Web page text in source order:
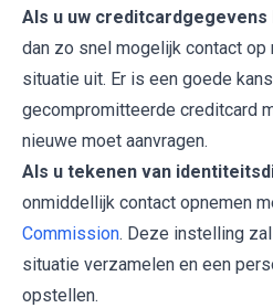
Als u uw creditcardgegevens
dan zo snel mogelijk contact op
situatie uit. Er is een goede
gecompromitteerde creditcard
nieuwe moet aanvragen.
Als u tekenen van
onmiddellijk contact opnemen
Commission. Deze instelling
situatie verzamelen en een
opstellen.